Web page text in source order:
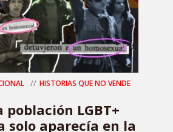
HISTORIAS QUE NO VENDE
población LGBT+
solo aparecía en la